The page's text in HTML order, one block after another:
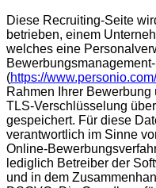
Diese Recruiting-Seite
betrieben, einem
welches eine
(https://
Rahmen Ihrer
TLS-Verschlüsselung
gespeichert. Für diese
verantwortlich im Sinne
Online-
lediglich Betreiber der
und in dem